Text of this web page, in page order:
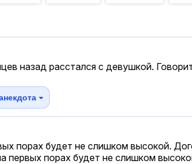
назад расстался с девушкой.
порах будет не слишком высокой.
первых порах будет не слишком